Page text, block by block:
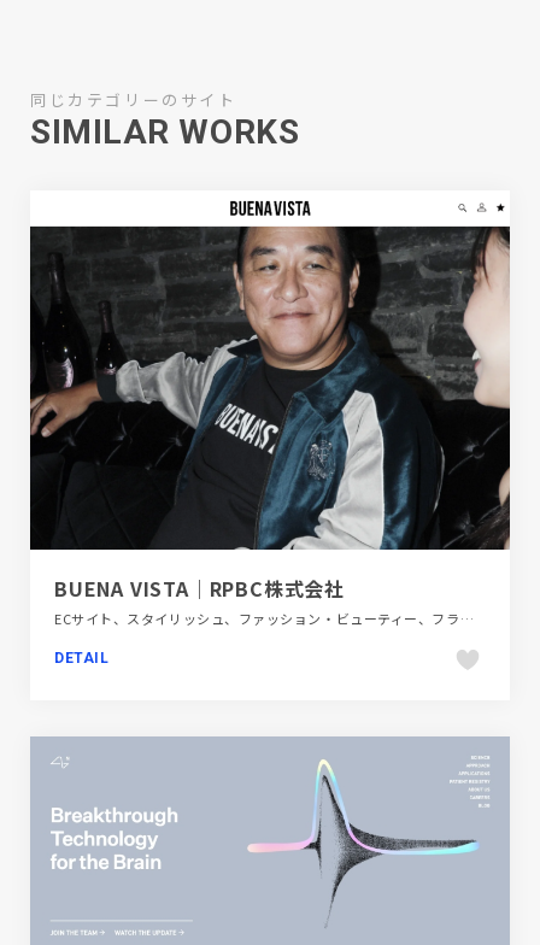
同じカテゴリーのサイト
SIMILAR WORKS
BUENA VISTA｜RPBC株式会社
ECサイト、スタイリッシュ、ファッション・ビューティー、フラットデザイン、ブラック系 、ホワイト系、大きめ写真、映像
DETAIL